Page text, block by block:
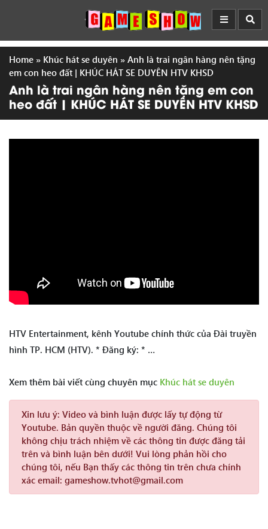
Home » Khúc hát se duyên » Anh là trai ngân hàng nên tặng
em con heo đất | KHÚC HÁT SE DUYÊN HTV KHSD
Anh là trai ngân hàng nên tặng em con
heo đất | KHÚC HÁT SE DUYÊN HTV KHSD
HTV Entertainment, kênh Youtube chính thức của Đài truyền
hình TP. HCM (HTV). * Đăng ký: * …
Xem thêm bài viết cùng chuyên mục Khúc hát se duyên
Xin lưu ý: Video và bình luận được lấy tự động từ
Youtube. Bản quyền thuộc về người đăng. Chúng tôi
không chịu trách nhiệm về các thông tin được đăng tải
trên và bình luận bên dưới! Vui lòng phản hồi cho
chúng tôi, nếu Bạn thấy các thông tin trên chưa chính
xác email: gameshow.tvhot@gmail.com